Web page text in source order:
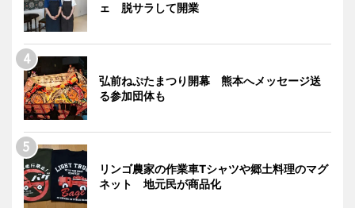
ェ 脱サラして開業
弘前ねぷたまつり開幕 熊本へメッセージ送
る参加団体も
リンゴ農家の作業車Tシャツや郷土料理のマグ
ネット 地元民が商品化